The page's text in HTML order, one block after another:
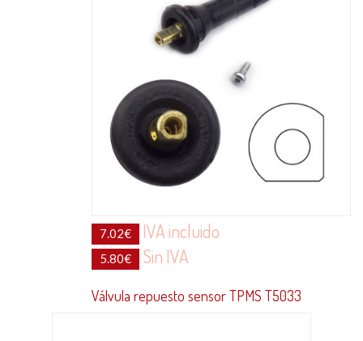
7.02€ IVA incluido
5.80€ Sin IVA
Válvula repuesto sensor TPMS T5033